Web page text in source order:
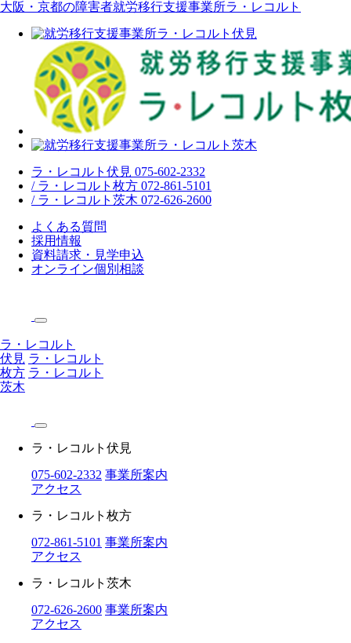
大阪・京都の障害者就労移行支援事業所ラ・レコルト
ラ・レコルト伏見 075-602-2332
/ ラ・レコルト枚方 072-861-5101
/ ラ・レコルト茨木 072-626-2600
よくある質問
採用情報
資料請求・見学申込
オンライン個別相談
ラ・レコルト
伏見 ラ・レコルト
枚方 ラ・レコルト
茨木
ラ・レコルト伏見
075-602-2332 事業所案内
アクセス
ラ・レコルト枚方
072-861-5101 事業所案内
アクセス
ラ・レコルト茨木
072-626-2600 事業所案内
アクセス